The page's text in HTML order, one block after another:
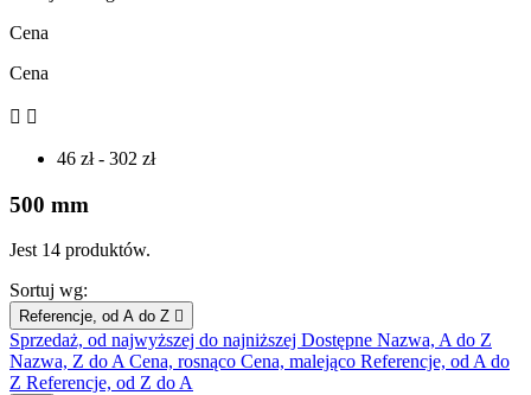
Cena
Cena
 
46 zł - 302 zł
500 mm
Jest 14 produktów.
Sortuj wg:
Referencje, od A do Z 
Sprzedaż, od najwyższej do najniższej Dostępne Nazwa, A do Z
Nazwa, Z do ACena, rosnąco Cena, malejąco Referencje, od A do
Z Referencje, od Z do A